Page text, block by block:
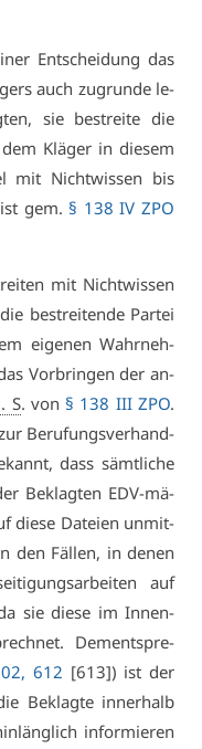
Ent­schei­dung das
auch zu­grun­de le­
sie be­strei­te die
Klä­ger in die­sem
mit Nicht­wis­sen bis
gem. § 138 IV ZPO
mit Nicht­wis­sen
be­strei­ten­de Par­tei
ei­ge­nen Wahr­neh­
Vor­brin­gen der an­
S. von § 138 III ZPO.
Be­ru­fungs­ver­hand­
dass sämt­li­che
Be­klag­ten EDV-mä­
die­se Da­tei­en un­mit­
den Fäl­len, in de­nen
auf
sie die­se im In­nen­
Dem­entspre­
612 [613]) ist der
Be­klag­te in­ner­halb
in­for­mie­ren